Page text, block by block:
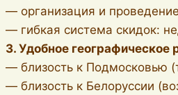
— организация и
— гибкая система скидок:
3. Удобное географическое
— близость к Подмосковью
— близость к Белоруссии